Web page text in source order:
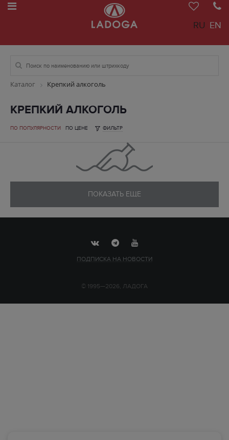
RU EN
Каталог Крепкий алкоголь
КРЕПКИЙ АЛКОГОЛЬ
ПО ПОПУЛЯРНОСТИ ПО ЦЕНЕ ФИЛЬТР
ПОКАЗАТЬ ЕЩЕ
ПОДПИСКА НА НОВОСТИ
© 1995—2026, ЛАДОГА